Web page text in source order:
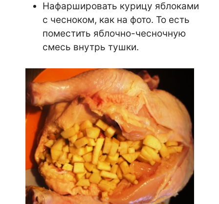
Нафаршировать курицу яблоками
с чесноком, как на фото. То есть
поместить яблочно-чесночную
смесь внутрь тушки.